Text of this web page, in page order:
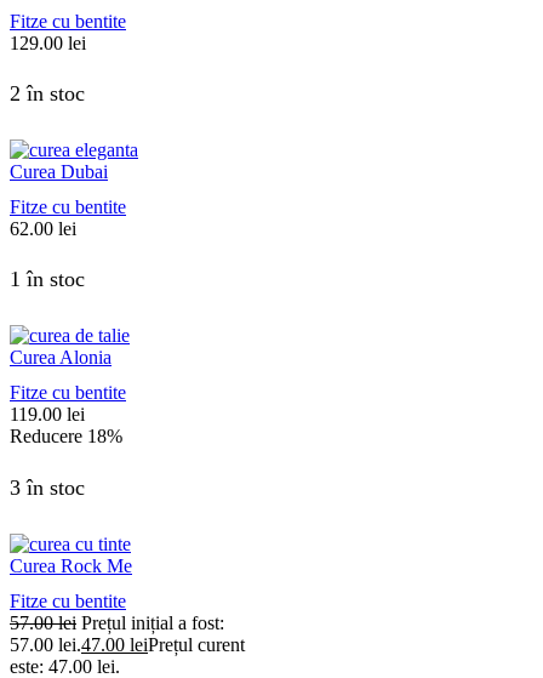
Fitze cu bentite
129.00 lei
2 în stoc
Curea Dubai
Fitze cu bentite
62.00 lei
1 în stoc
Curea Alonia
Fitze cu bentite
119.00 lei
Reducere 18%
3 în stoc
Curea Rock Me
Fitze cu bentite
57.00lei Prețul inițial a fost:
57.00 lei.47.00 leiPrețul curent
este: 47.00 lei.